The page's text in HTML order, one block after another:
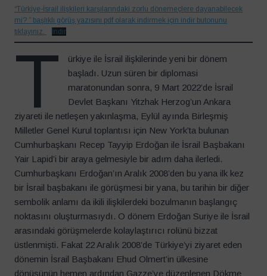
“Türkiye-İsrail ilişkileri karşılarındaki zorlu dönemeçlere dayanabilecek
mi? ” başlıklı görüş yazısını pdf olarak indirmek için indir butonunu
tıklayınız.
İndir
T
ürkiye ile İsrail ilişkilerinde yeni bir dönem
başladı. Uzun süren bir diplomasi
maratonundan sonra, 9 Mart 2022’de İsrail
Devlet Başkanı Yitzhak Herzog’un Ankara
ziyareti ile netleşen yakınlaşma, Eylül ayında Birleşmiş
Milletler Genel Kurul toplantısı için New York’ta bulunan
Cumhurbaşkanı Recep Tayyip Erdoğan ile İsrail Başbakanı
Yair Lapid’i bir araya gelmesiyle bir adım daha ilerledi.
Cumhurbaşkanı Erdoğan’ın Aralık 2008’den bu yana ilk kez
bir İsrail başbakanı ile görüşmesi bir yana, bu tarihin bir diğer
sembolik anlamı da ikili ilişkilerdeki bozulmanın başlangıç
noktasını oluşturmasıydı. O dönem Erdoğan Suriye ile İsrail
arasındaki görüşmelerde kolaylaştırıcı rolünü bizzat
üstlenmişti. Fakat 22 Aralık 2008’de Türkiye’yi ziyaret eden
dönemin İsrail Başbakanı Ehud Olmert’in ülkesine
dönüşünün hemen ardından Gazze’ye düzenlenen Dökme